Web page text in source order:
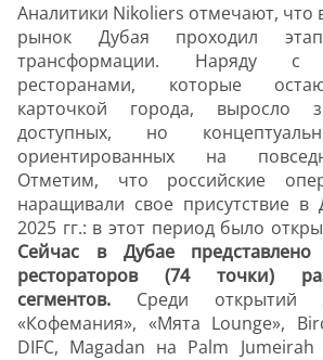
Аналитики Nikoliers отмечают, что
рынок Дубая проходил этап
трансформации. Наряду с
ресторанами, которые
карточкой города, выросло
доступных, но
ориентированных на
Отметим, что российские
наращивали свое присутствие
2025 гг.: в этот период было
Сейчас в Дубае
рестораторов (74 точки)
сегментов. Среди
«Кофемания», «Мята Lounge»,
DIFC, Magadan на Palm